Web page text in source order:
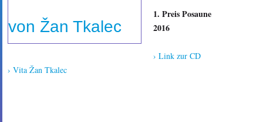
1. Preis Posaune
2016
› Link zur CD
› Vita Žan Tkalec